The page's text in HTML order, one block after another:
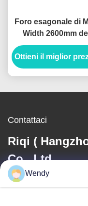
Foro esagonale di
Width 2600mm del
tessuto dello
dell'aria del
trasportatore
Ottieni il miglior
Contattaci
Riqi (
Co., Ltd.
E-mail
Wendy